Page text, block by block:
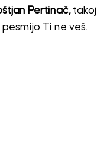
Pertinač,takoj
pesmijo Ti ne veš.